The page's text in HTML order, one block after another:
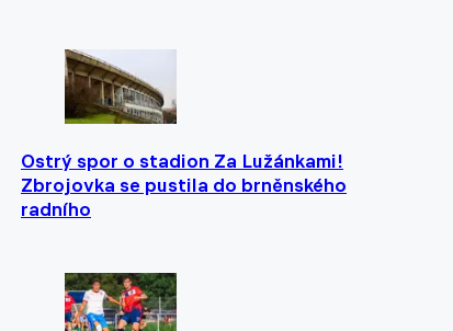
Ostrý spor o stadion Za Lužánkami!
Zbrojovka se pustila do brněnského
radního